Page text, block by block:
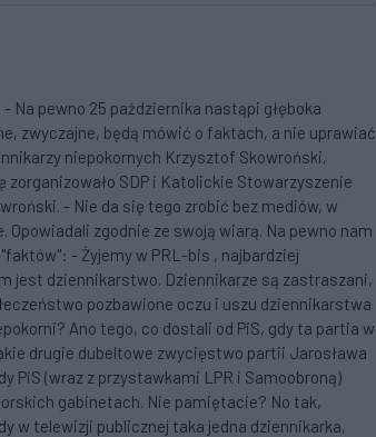
pewno 25 października nastąpi głęboka
zwyczajne, będą mówić o faktach, a nie uprawiać
niepokornych Krzysztof Skowroński,
SDP i Katolickie Stowarzyszenie
- Nie da się tego zrobić bez mediów, w
zgodnie ze swoją wiarą. Na pewno nam
- Żyjemy w PRL-bis , najbardziej
jest dziennikarstwo. Dziennikarze są zastraszani,
pozbawione oczu i uszu dziennikarstwa
Ano tego, co dostali od PiS, gdy ta partia w
drugie dubeltowe zwycięstwo partii Jarosława
PiS (wraz z przystawkami LPR i Samoobroną)
gabinetach. Nie pamiętacie? No tak,
w telewizji publicznej taka jedna dziennikarka,